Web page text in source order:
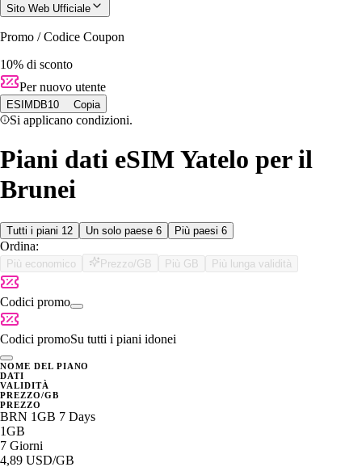
Sito Web Ufficiale
Promo / Codice Coupon
10% di sconto
Per nuovo utente
ESIMDB10 Copia
Si applicano condizioni.
Piani dati eSIM Yatelo per il
Brunei
Tutti i piani 12 Un solo paese 6 Più paesi 6
Ordina:
Più economico Prezzo/GB Più GB Più lunga validità
Codici promo
Codici promoSu tutti i piani idonei
NOME DEL PIANO
DATI
VALIDITÀ
PREZZO/GB
PREZZO
BRN 1GB 7 Days
1GB
7 Giorni
4,89 USD/GB